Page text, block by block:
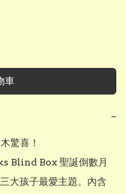
車
−
驚喜！
Blind Box 聖誕倒數月
大孩子最愛主題。內含